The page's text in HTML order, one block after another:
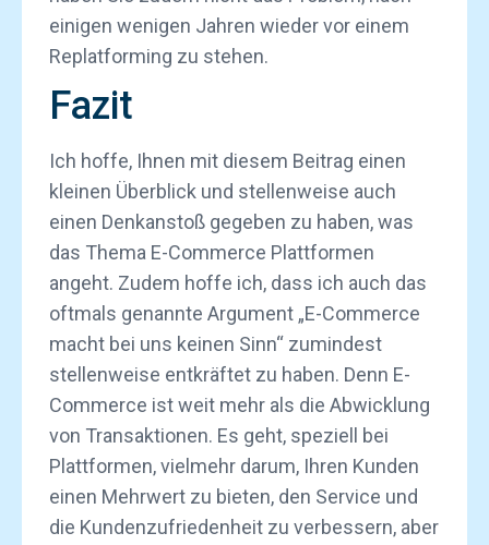
einigen wenigen Jahren wieder vor einem
Replatforming zu stehen.
Fazit
Ich hoffe, Ihnen mit diesem Beitrag einen
kleinen Überblick und stellenweise auch
einen Denkanstoß gegeben zu haben, was
das Thema E-Commerce Plattformen
angeht. Zudem hoffe ich, dass ich auch das
oftmals genannte Argument „E-Commerce
macht bei uns keinen Sinn“ zumindest
stellenweise entkräftet zu haben. Denn E-
Commerce ist weit mehr als die Abwicklung
von Transaktionen. Es geht, speziell bei
Plattformen, vielmehr darum, Ihren Kunden
einen Mehrwert zu bieten, den Service und
die Kundenzufriedenheit zu verbessern, aber